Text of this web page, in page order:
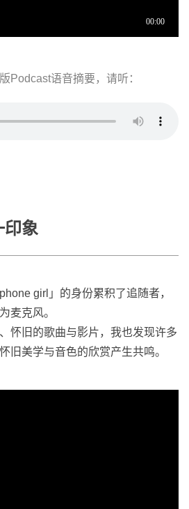
Podcast语音摘要，请听：
印象
girl」的身份累积了追随者，
麦克风。
怀旧的歌曲与影片，我也发现许多
旧美学与音色的欣赏产生共鸣。